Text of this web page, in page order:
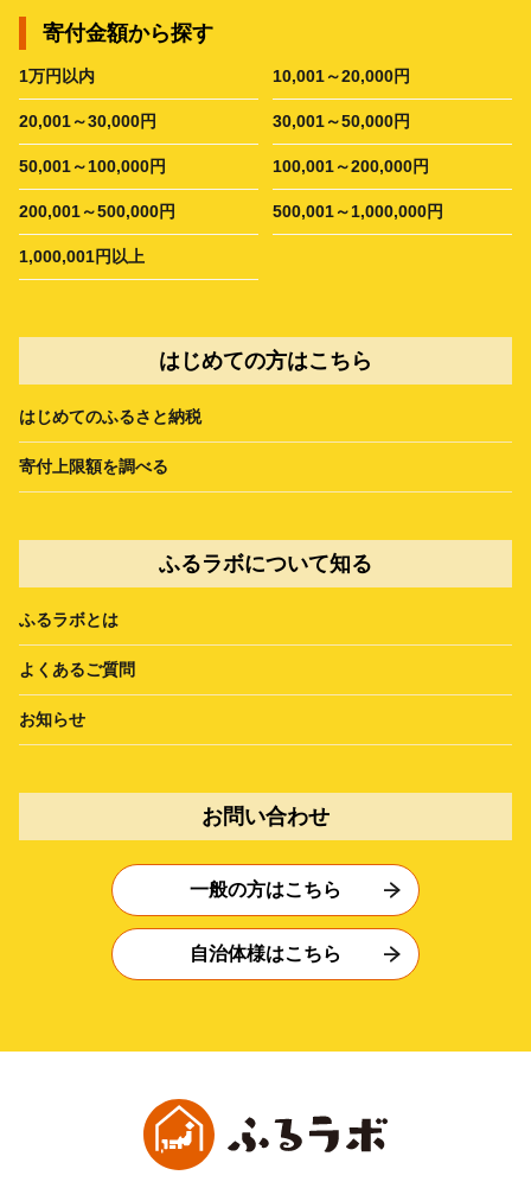
寄付金額から探す
1万円以内 10,001～20,000円
20,001～30,000円 30,001～50,000円
50,001～100,000円 100,001～200,000円
200,001～500,000円 500,001～1,000,000円
1,000,001円以上
はじめての方はこちら
はじめてのふるさと納税
寄付上限額を調べる
ふるラボについて知る
ふるラボとは
よくあるご質問
お知らせ
お問い合わせ
一般の方はこちら
自治体様はこちら